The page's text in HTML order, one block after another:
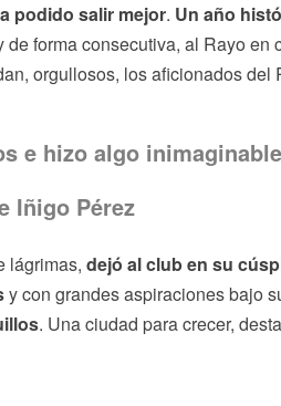
podido salir mejor. Un año
forma consecutiva, al Rayo en
orgullosos, los aficionados
e hizo algo inimaginable
Iñigo Pérez
lágrimas,dejó al club en su
y con grandes aspiraciones bajo
. Una ciudad para crecer,